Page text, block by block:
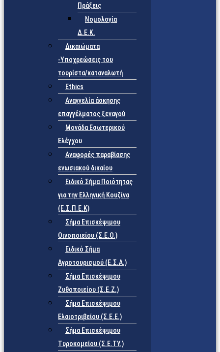
Πράξεις
Νομολογία
Δ.Ε.Κ.
Δικαιώματα
-Υποχρεώσεις του
τουρίστα/καταναλωτή
Ethics
Αναγγελία άσκησης
επαγγέλματος ξεναγού
Μονάδα Εσωτερικού
Ελέγχου
Αναφορές παραβίασης
ενωσιακού δικαίου
Ειδικό Σήμα Ποιότητας
για την Ελληνική Κουζίνα
(Ε.Σ.Π.Ε.Κ)
Σήμα Επισκέψιμου
Οινοποιείου (Σ.Ε.Ο.)
Ειδικό Σήμα
Αγροτουρισμού (Ε.Σ.Α.)
Σήμα Επισκέψιμου
Ζυθοποιείου (Σ.Ε.Ζ.)
Σήμα Επισκέψιμου
Ελαιοτριβείου (Σ.Ε.Ε.)
Σήμα Επισκέψιμου
Τυροκομείου (Σ.Ε.TY.)